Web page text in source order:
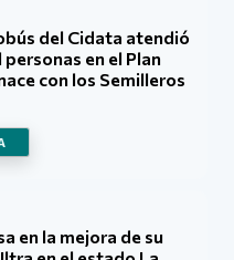
del Cidata atendió
personas en el Plan
con los Semilleros
en la mejora de su